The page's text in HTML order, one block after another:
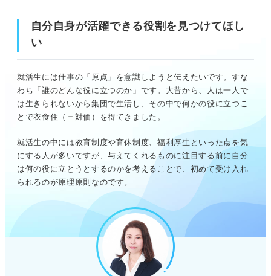
自分自身が活躍できる役割を見つけてほし
い
就活生には仕事の「原点」を意識しようと伝えたいです。すな
わち「誰のどんな役に立つのか」です。大昔から、人は一人で
は生きられないから集団で生活し、その中で何かの役に立つこ
とで衣食住（＝対価）を得てきました。
就活生の中には教育制度や育休制度、福利厚生といった点を気
にする人が多いですが、与えてくれるものに注目する前に自分
は何の役に立とうとするのかを考えることで、初めて受け入れ
られるのが原理原則なのです。